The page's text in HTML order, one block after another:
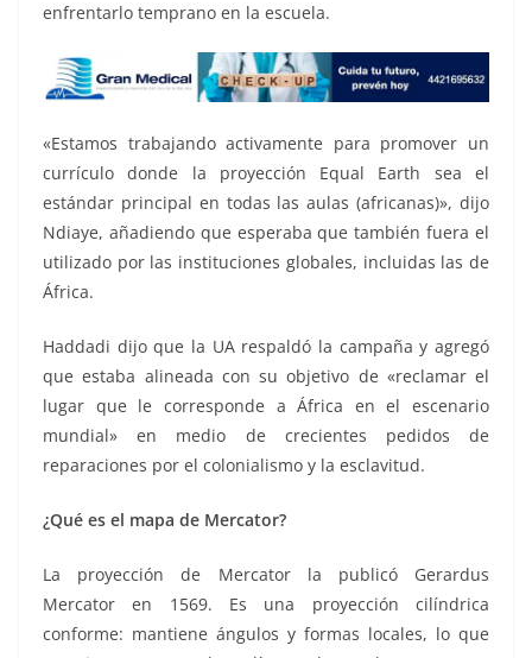
enfrentarlo temprano en la escuela.
«Estamos trabajando activamente para promover un
currículo donde la proyección Equal Earth sea el
estándar principal en todas las aulas (africanas)», dijo
Ndiaye, añadiendo que esperaba que también fuera el
utilizado por las instituciones globales, incluidas las de
África.
Haddadi dijo que la UA respaldó la campaña y agregó
que estaba alineada con su objetivo de «reclamar el
lugar que le corresponde a África en el escenario
mundial» en medio de crecientes pedidos de
reparaciones por el colonialismo y la esclavitud.
¿Qué es el mapa de Mercator?
La proyección de Mercator la publicó Gerardus
Mercator en 1569. Es una proyección cilíndrica
conforme: mantiene ángulos y formas locales, lo que